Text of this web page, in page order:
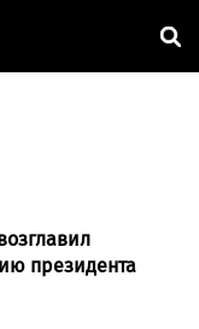
президента